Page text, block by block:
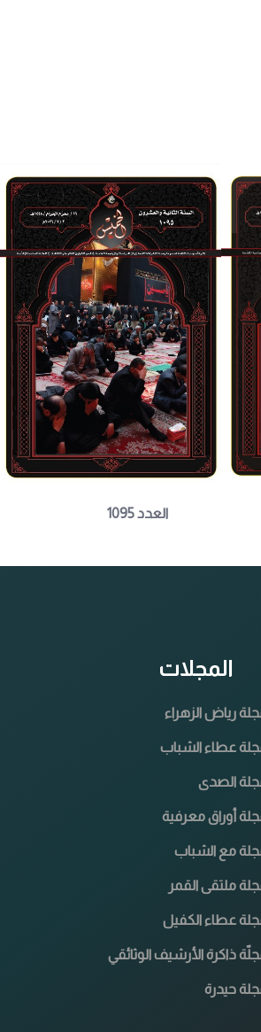
العدد 1095
المجلات
رياض الزهراء
عطاء الشباب
الصدى
أوراق معرفية
مع الشباب
ملتقى القمر
عطاء الكفيل
ذاكرة الأرشيف الوثائقي
حيدرة